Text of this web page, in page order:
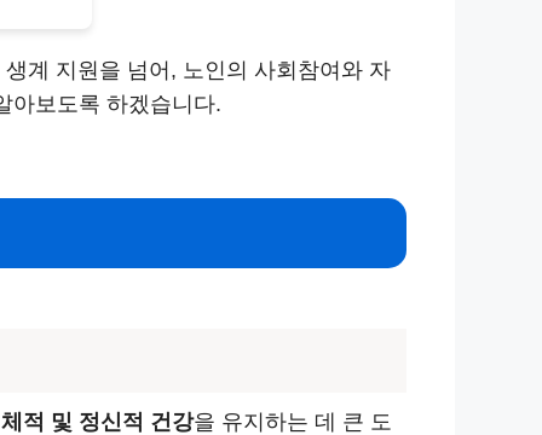
계 지원을 넘어, 노인의 사회참여와 자
아보도록 하겠습니다.
적 및 정신적 건강을 유지하는 데 큰 도